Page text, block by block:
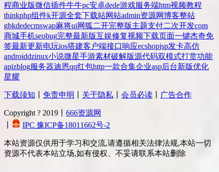
程商业版微信插件牛牛pc安卓dede游戏服务端htm视频教程
thinkphp组件k开源全套下载站网站admin资源网博客整站
gbkdedecmswap麻将ui网狐 二开完整版主题支付二次开发com
商城手机seobug完整最新版互娱修复视频下载页面一键杰奇免
签最新更新电玩ios搭建客户端接口响应ecshopjsp发卡高仿
androiddzinux小说微星手游素材破解版源代码双模式打赏功能
apizblog服务器迪恩qq红包http一款合集企业asp后台新版优化
星耀
下载须知 免责申明 关于隐私 会员必读 广告合作
Copyright ? 2019丨 666资源网
IPC 豫ICP备18011662号-2
本站资源仅供用于学习和交流,请遵循相关法律法规,本站一切
资源不代表本站立场,如有侵权、不妥请联系本站删除